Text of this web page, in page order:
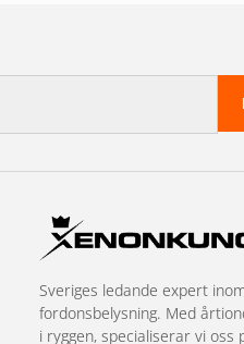
Sveriges ledande expert
fordonsbelysning. Med
i ryggen, specialiserar vi oss